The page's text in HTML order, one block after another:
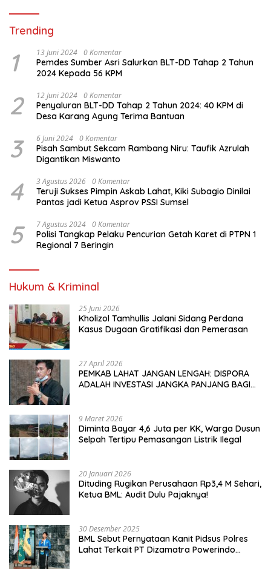
Trending
1 13 Juni 2024 0 Komentar
Pemdes Sumber Asri Salurkan BLT-DD Tahap 2 Tahun
2024 Kepada 56 KPM
2 12 Juni 2024 0 Komentar
Penyaluran BLT-DD Tahap 2 Tahun 2024: 40 KPM di
Desa Karang Agung Terima Bantuan
3 6 Juni 2024 0 Komentar
Pisah Sambut Sekcam Rambang Niru: Taufik Azrulah
Digantikan Miswanto
4 3 Agustus 2026 0 Komentar
Teruji Sukses Pimpin Askab Lahat, Kiki Subagio Dinilai
Pantas jadi Ketua Asprov PSSI Sumsel
5 7 Agustus 2024 0 Komentar
Polisi Tangkap Pelaku Pencurian Getah Karet di PTPN 1
Regional 7 Beringin
Hukum & Kriminal
25 Juni 2026
Kholizol Tamhullis Jalani Sidang Perdana
Kasus Dugaan Gratifikasi dan Pemerasan
27 April 2026
PEMKAB LAHAT JANGAN LENGAH: DISPORA
ADALAH INVESTASI JANGKA PANJANG BAGI
9 Maret 2026
Diminta Bayar 4,6 Juta per KK, Warga Dusun
Selpah Tertipu Pemasangan Listrik Ilegal
20 Januari 2026
Dituding Rugikan Perusahaan Rp3,4 M Sehari,
Ketua BML: Audit Dulu Pajaknya!
30 Desember 2025
BML Sebut Pernyataan Kanit Pidsus Polres
Lahat Terkait PT Dizamatra Powerindo